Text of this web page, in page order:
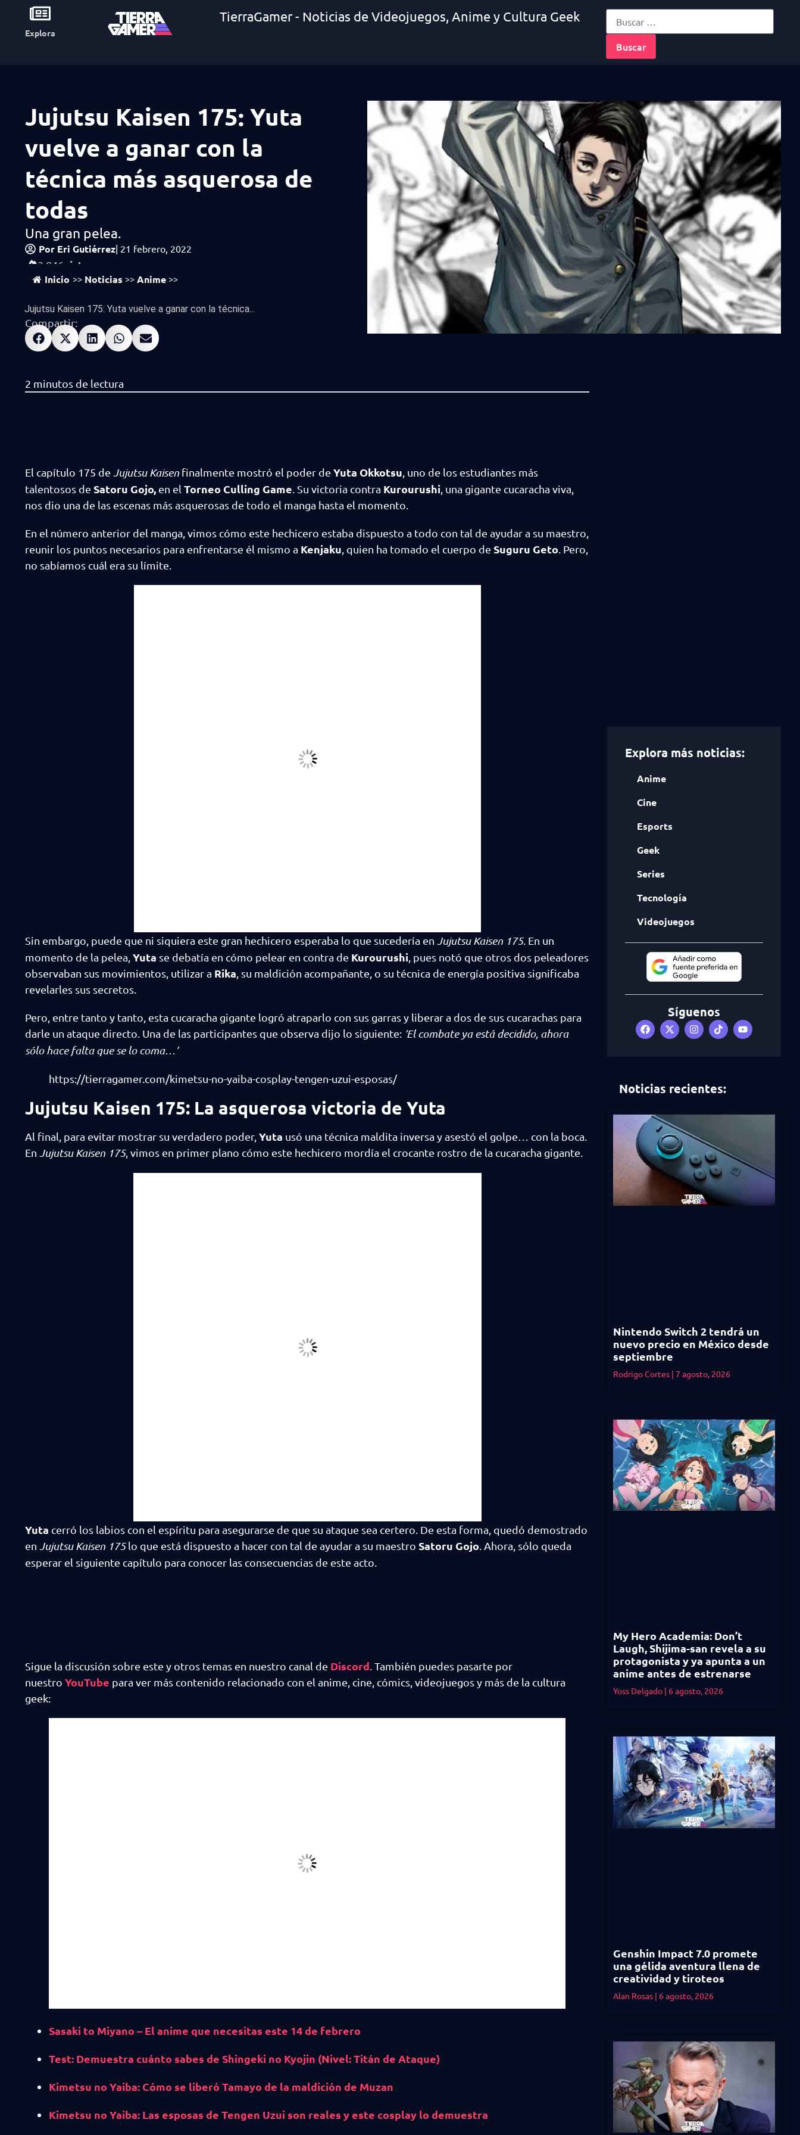
Explora
TierraGamer - Noticias de Videojuegos, Anime y Cultura Geek
Jujutsu Kaisen 175: Yuta
vuelve a ganar con la
técnica más asquerosa de
todas
Una gran pelea.
Por Eri Gutiérrez| 21 febrero, 2022
3,846 vistas
Inicio >> Noticias >> Anime >>
Jujutsu Kaisen 175: Yuta vuelve a ganar con la técnica...
Compartir:
El capítulo 175 de Jujutsu Kaisen finalmente mostró el poder de Yuta Okkotsu , uno de los estudiantes más
talentosos de Satoru Gojo, en el Torneo Culling Game . Su victoria contra Kurourushi , una gigante cucaracha viva,
nos dio una de las escenas más asquerosas de todo el manga hasta el momento.
En el número anterior del manga, vimos cómo este hechicero estaba dispuesto a todo con tal de ayudar a su maestro,
reunir los puntos necesarios para enfrentarse él mismo a Kenjaku , quien ha tomado el cuerpo de Suguru Geto . Pero,
no sabíamos cuál era su límite.
Sin embargo, puede que ni siquiera este gran hechicero esperaba lo que sucedería en Jujutsu Kaisen 175. En un
momento de la pelea, Yuta se debatía en cómo pelear en contra de Kurourushi , pues notó que otros dos peleadores
observaban sus movimientos, utilizar a Rika , su maldición acompañante, o su técnica de energía positiva significaba
revelarles sus secretos.
Pero, entre tanto y tanto, esta cucaracha gigante logró atraparlo con sus garras y liberar a dos de sus cucarachas para
darle un ataque directo. Una de las participantes que observa dijo lo siguiente: ‘El combate ya está decidido, ahora
sólo hace falta que se lo coma…’
https://tierragamer.com/kimetsu-no-yaiba-cosplay-tengen-uzui-esposas/
Jujutsu Kaisen 175: La asquerosa victoria de Yuta
Al final, para evitar mostrar su verdadero poder, Yuta usó una técnica maldita inversa y asestó el golpe… con la boca.
En Jujutsu Kaisen 175, vimos en primer plano cómo este hechicero mordía el crocante rostro de la cucaracha gigante.
Yuta cerró los labios con el espíritu para asegurarse de que su ataque sea certero. De esta forma, quedó demostrado
en Jujutsu Kaisen 175lo que está dispuesto a hacer con tal de ayudar a su maestro Satoru Gojo . Ahora, sólo queda
esperar el siguiente capítulo para conocer las consecuencias de este acto.
Sigue la discusión sobre este y otros temas en nuestro canal de Discord . También puedes pasarte por
nuestro YouTube para ver más contenido relacionado con el anime, cine, cómics, videojuegos y más de la cultura
geek:
Sasaki to Miyano – El anime que necesitas este 14 de febrero
Test: Demuestra cuánto sabes de Shingeki no Kyojin (Nivel: Titán de Ataque)
Kimetsu no Yaiba: Cómo se liberó Tamayo de la maldición de Muzan
Kimetsu no Yaiba: Las esposas de Tengen Uzui son reales y este cosplay lo demuestra
Explora más noticias:
Anime
Cine
Esports
Geek
Series
Tecnología
Videojuegos
Síguenos
Noticias recientes:
Nintendo Switch 2 tendrá un
nuevo precio en México desde
septiembre
Rodrigo Cortes 7 agosto, 2026
My Hero Academia: Don’t
Laugh, Shijima-san revela a su
protagonista y ya apunta a un
anime antes de estrenarse
Yoss Delgado 6 agosto, 2026
Genshin Impact 7.0 promete
una gélida aventura llena de
creatividad y tiroteos
Alan Rosas 6 agosto, 2026